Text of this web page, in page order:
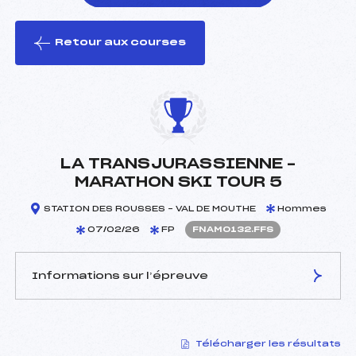
le ski
Retour aux courses
LA TRANSJURASSIENNE –
MARATHON SKI TOUR 5
STATION DES ROUSSES – VAL DE MOUTHE Hommes
07/02/26 FP FNAM0132.FFS
Informations sur l’épreuve
DURCO PETER (SLO)
Télécharger les résultats